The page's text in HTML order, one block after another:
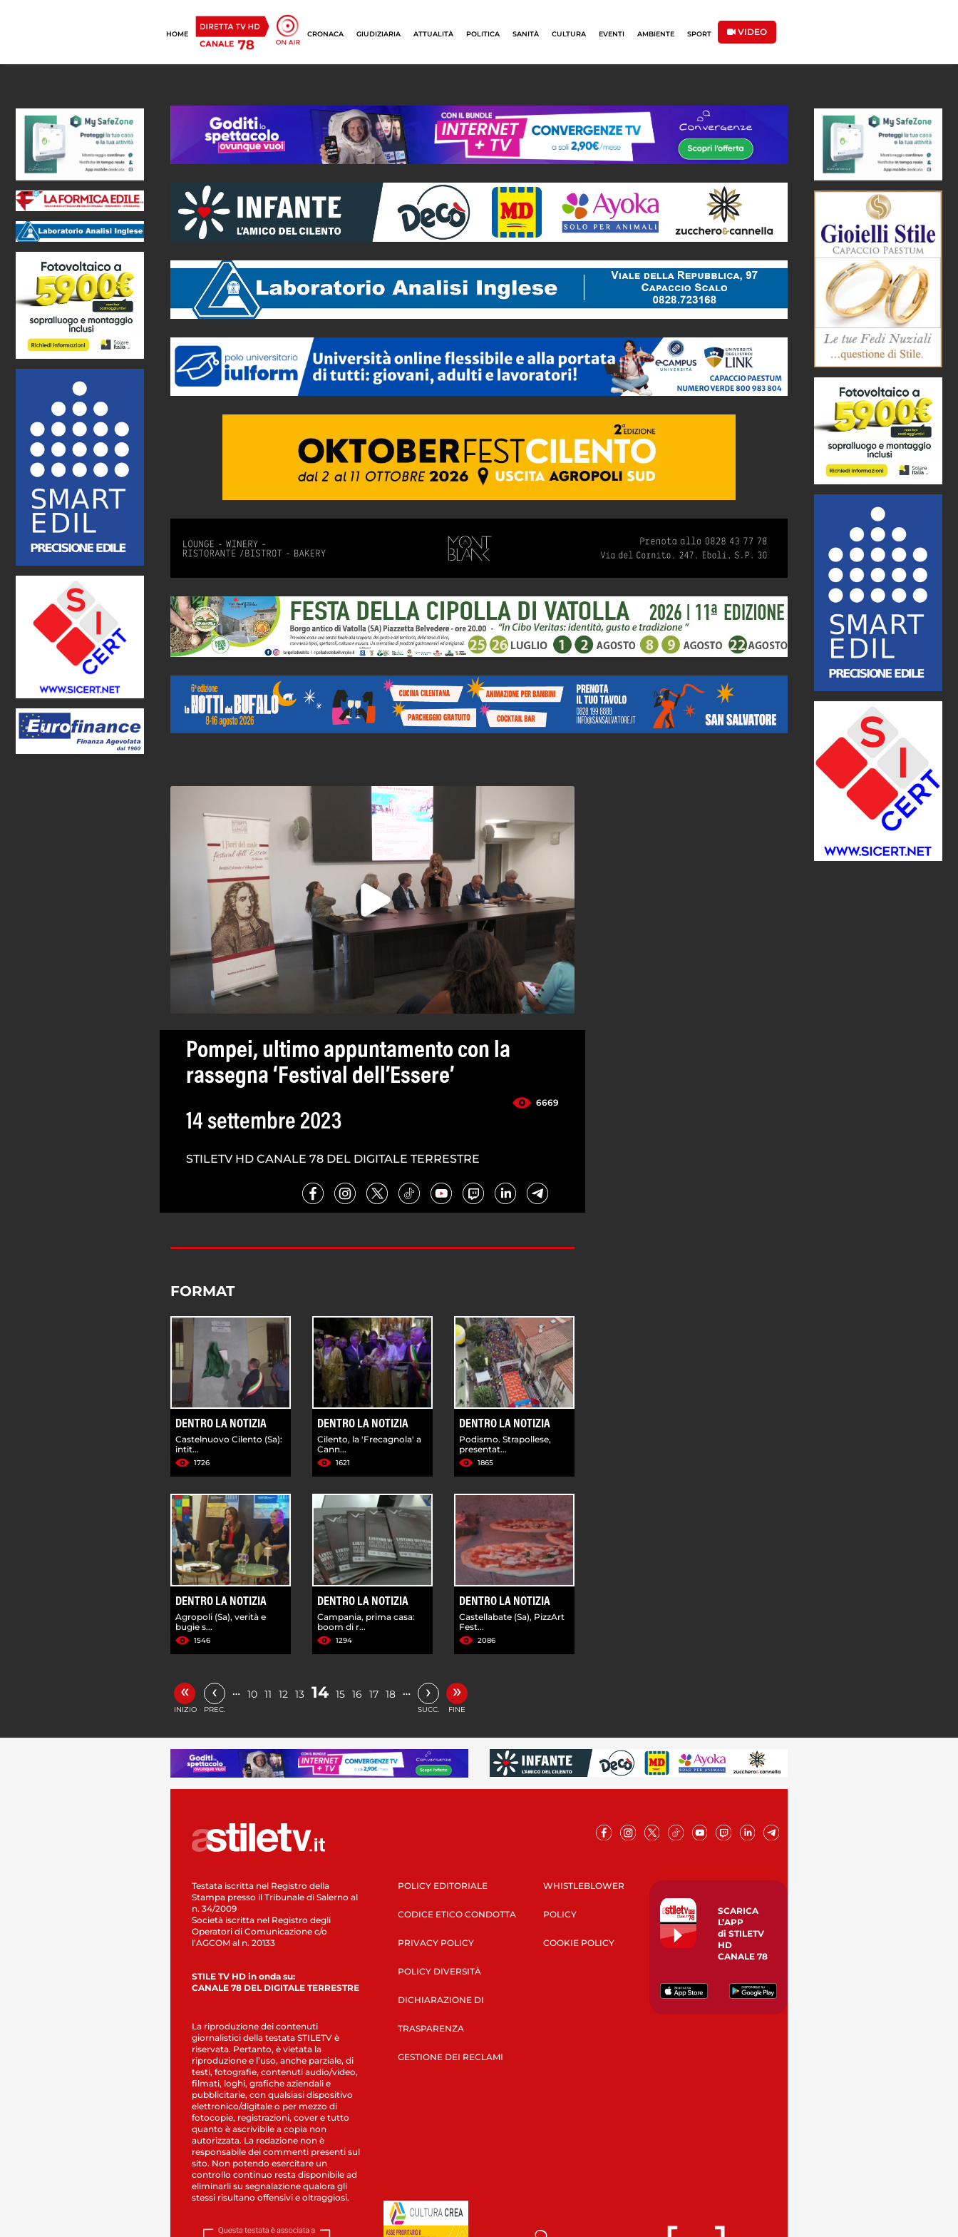
HOME CRONACA GIUDIZIARIA ATTUALITÀ POLITICA SANITÀ CULTURA EVENTI AMBIENTE SPORT VIDEO
Pompei, ultimo appuntamento con la
rassegna ‘Festival dell’Essere’
6669
14 settembre 2023
STILETV HD CANALE 78 DEL DIGITALE TERRESTRE
FORMAT
DENTRO LA NOTIZIA
Castelnuovo Cilento (Sa):
intit...
1726
DENTRO LA NOTIZIA
Cilento, la 'Frecagnola' a
Cann...
1621
DENTRO LA NOTIZIA
Podismo. Strapollese,
presentat...
1865
DENTRO LA NOTIZIA
Agropoli (Sa), verità e
bugie s...
1546
DENTRO LA NOTIZIA
Campania, prima casa:
boom di r...
1294
DENTRO LA NOTIZIA
Castellabate (Sa), PizzArt
Fest...
2086
«
INIZIO
‹
PREC.
… 10 11 12 13 14 15 16 17 18 … ›
SUCC.
»
FINE
Testata iscritta nel Registro della
Stampa presso il Tribunale di Salerno al
n. 34/2009
Società iscritta nel Registro degli
Operatori di Comunicazione c/o
l’AGCOM al n. 20133
STILE TV HD in onda su:
CANALE 78 DEL DIGITALE TERRESTRE
La riproduzione dei contenuti
giornalistici della testata STILETV è
riservata. Pertanto, è vietata la
riproduzione e l’uso, anche parziale, di
testi, fotografie, contenuti audio/video,
filmati, loghi, grafiche aziendali e
pubblicitarie, con qualsiasi dispositivo
elettronico/digitale o per mezzo di
fotocopie, registrazioni, cover e tutto
quanto è ascrivibile a copia non
autorizzata. La redazione non è
responsabile dei commenti presenti sul
sito. Non potendo esercitare un
controllo continuo resta disponibile ad
eliminarli su segnalazione qualora gli
stessi risultano offensivi e oltraggiosi.
POLICY EDITORIALE
CODICE ETICO CONDOTTA
PRIVACY POLICY
POLICY DIVERSITÀ
DICHIARAZIONE DI
TRASPARENZA
GESTIONE DEI RECLAMI
WHISTLEBLOWER
POLICY
COOKIE POLICY
SCARICA
L’APP
di STILETV
HD
CANALE 78